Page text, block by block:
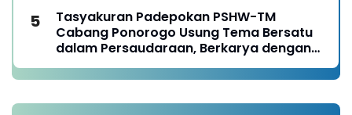
Tasyakuran Padepokan PSHW-TM
Cabang Ponorogo Usung Tema Bersatu
dalam Persaudaraan, Berkarya dengan
Keikhlasan dan Mengabdi dengan
Tanggungjawab